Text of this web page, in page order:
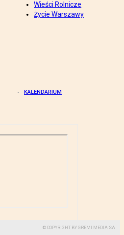
Wieści Rolnicze
Życie Warszawy
KALENDARIUM
© COPYRIGHT BY GREMI MEDIA SA